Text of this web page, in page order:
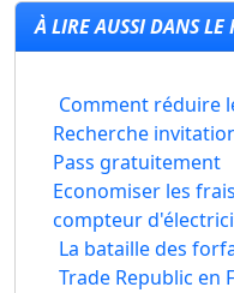
À LIRE AUSSI DANS
Comment réduire
Recherche
Pass gratuitement
Economiser les
compteur
La bataille des
Trade Republic en